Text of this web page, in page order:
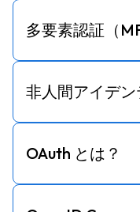
多要素認証（
非人間アイデ
OAuth とは？